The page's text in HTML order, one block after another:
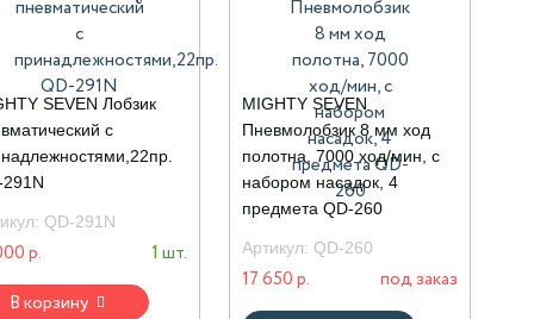
SEVEN Лобзик
с
QD-291N
р. 1 шт.
В корзину
MIGHTY SEVEN
Пневмолобзик 8 мм ход
полотна, 7000 ход/мин, с
набором насадок, 4
предмета QD-260
Артикул: QD-260
17 650 р. под заказ